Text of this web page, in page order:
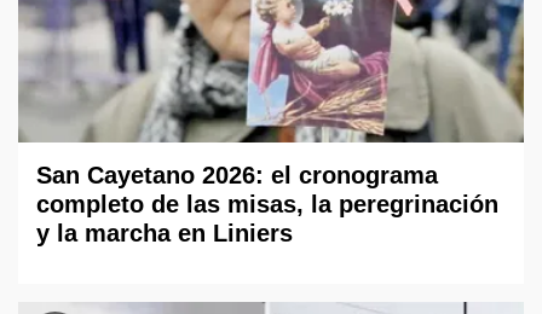
San Cayetano 2026: el cronograma
completo de las misas, la peregrinación
y la marcha en Liniers